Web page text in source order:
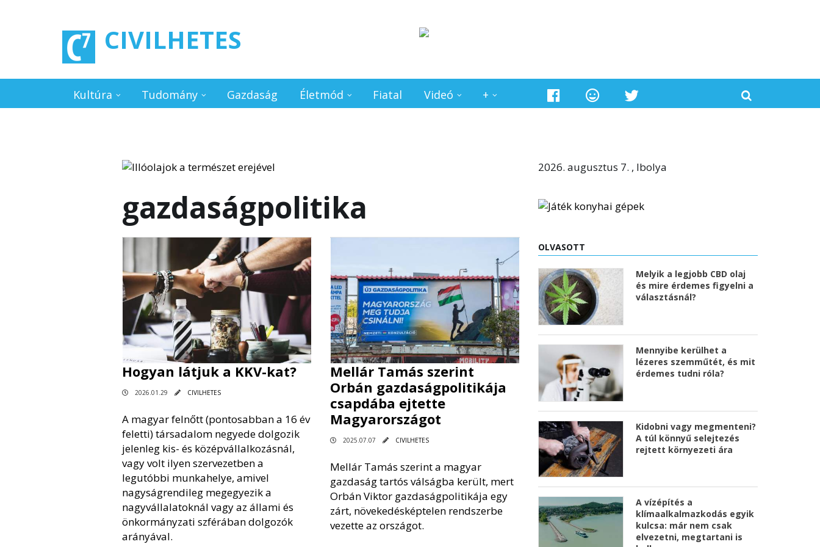
CIVILHETES
Kultúra Tudomány Gazdaság Életmód Fiatal Videó +
gazdaságpolitika
Hogyan látjuk a KKV-kat?
2026.01.29 CIVILHETES
A magyar felnőtt (pontosabban a 16 év
feletti) társadalom negyede dolgozik
jelenleg kis- és középvállalkozásnál,
vagy volt ilyen szervezetben a
legutóbbi munkahelye, amivel
nagyságrendileg megegyezik a
nagyvállalatoknál vagy az állami és
önkormányzati szférában dolgozók
arányával.
Mellár Tamás szerint
Orbán gazdaságpolitikája
csapdába ejtette
Magyarországot
2025.07.07 CIVILHETES
Mellár Tamás szerint a magyar
gazdaság tartós válságba került, mert
Orbán Viktor gazdaságpolitikája egy
zárt, növekedésképtelen rendszerbe
vezette az országot.
2026. augusztus 7. , Ibolya
OLVASOTT
Melyik a legjobb CBD olaj
és mire érdemes figyelni a
választásnál?
Mennyibe kerülhet a
lézeres szemműtét, és mit
érdemes tudni róla?
Kidobni vagy megmenteni?
A túl könnyű selejtezés
rejtett környezeti ára
A vízépítés a
klímaalkalmazkodás egyik
kulcsa: már nem csak
elvezetni, megtartani is